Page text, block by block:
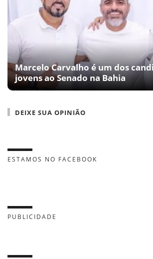
Marcelo Carvalho é um dos
jovens ao Senado na Bahia
DEIXE SUA OPINIÃO
ESTAMOS NO FACEBOOK
PUBLICIDADE